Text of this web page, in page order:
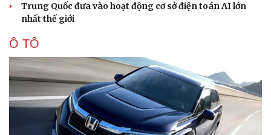
Trung Quốc đưa vào hoạt động cơ sở điện toán AI lớn
nhất thế giới
Ô TÔ